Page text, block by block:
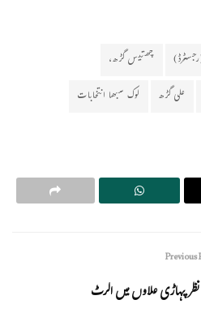
چھتیس گڑھ،
علی گڑھ
لوک سبھا انتخابات
Previous
پہاڑی علاوں میں الرٹ